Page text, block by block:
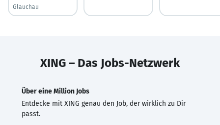
Glauchau
XING – Das Jobs-Netzwerk
Über eine Million Jobs
Entdecke mit XING genau den Job, der wirklich zu Dir
passt.